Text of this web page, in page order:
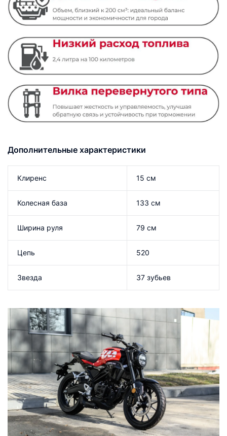
Дополнительные характеристики
Клиренс 15 см
Колесная база 133 см
Ширина руля 79 см
Цепь 520
Звезда 37 зубьев